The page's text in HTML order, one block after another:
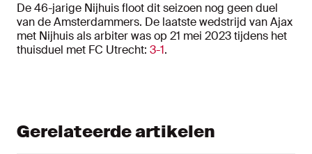
De 46-jarige Nijhuis floot dit seizoen nog geen duel
van de Amsterdammers. De laatste wedstrijd van Ajax
met Nijhuis als arbiter was op 21 mei 2023 tijdens het
thuisduel met FC Utrecht: 3-1.
Gerelateerde artikelen